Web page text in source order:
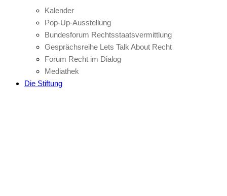
Kalender
Pop-Up-Ausstellung
Bundesforum Rechtsstaatsvermittlung
Gesprächsreihe Lets Talk About Recht
Forum Recht im Dialog
Mediathek
Die Stiftung